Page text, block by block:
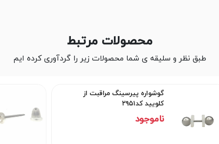
محصولات مرتبط
طبق نظر و سلیقه ی شما محصولات زیر را گردآوری کرده ایم
گوشواره پیرسینگ کافل بهداشتی
کد۲۹۵۰
50,000 تومان